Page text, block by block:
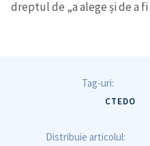
dreptul de „a alege și de a fi
Tag-uri:
CTEDO
Distribuie articolul: